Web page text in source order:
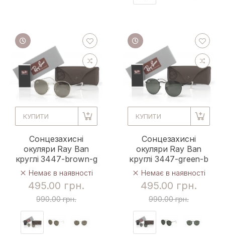
КУПИТИ
Сонцезахисні
окуляри Ray Ban
круглі 3447-brown-g
Немає в наявності
495.00 грн.
990.00 грн.
КУПИТИ
Сонцезахисні
окуляри Ray Ban
круглі 3447-green-b
Немає в наявності
495.00 грн.
990.00 грн.